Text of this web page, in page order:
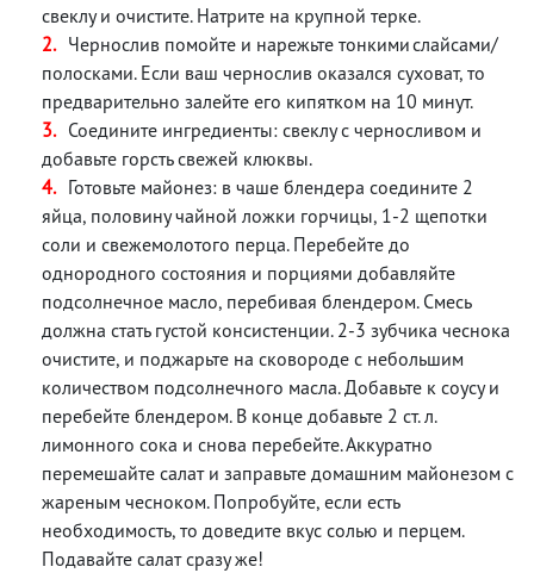
свеклу и очистите. Натрите на крупной терке.
Чернослив помойте и нарежьте тонкими слайсами/
полосками. Если ваш чернослив оказался суховат, то
предварительно залейте его кипятком на 10 минут.
Соедините ингредиенты: свеклу с черносливом и
добавьте горсть свежей клюквы.
Готовьте майонез: в чаше блендера соедините 2
яйца, половину чайной ложки горчицы, 1-2 щепотки
соли и свежемолотого перца. Перебейте до
однородного состояния и порциями добавляйте
подсолнечное масло, перебивая блендером. Смесь
должна стать густой консистенции. 2-3 зубчика чеснока
очистите, и поджарьте на сковороде с небольшим
количеством подсолнечного масла. Добавьте к соусу и
перебейте блендером. В конце добавьте 2 ст. л.
лимонного сока и снова перебейте. Аккуратно
перемешайте салат и заправьте домашним майонезом с
жареным чесноком. Попробуйте, если есть
необходимость, то доведите вкус солью и перцем.
Подавайте салат сразу же!